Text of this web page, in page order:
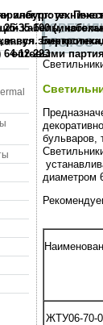
кабель,
и вся
оптовыми
ул.
25-35-100
ул.
64-12-223
ЛОТОС
бульваров,
диаметром
ЖТУ06-70-